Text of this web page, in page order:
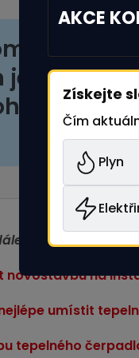
že
je vždy na
se
složek a
zajímat:
novostavbu na
umístit
tepelného
AKCE
Získejte
Čím
Plyn